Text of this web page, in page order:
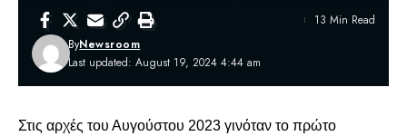
Last updated: August 19, 2024 4:44 am
ByNewsroom
13 Min Read
Στις αρχές του Αυγούστου 2023 γινόταν το πρώτο